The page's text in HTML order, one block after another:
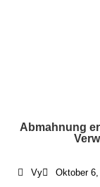
Abmahnung
Vy Oktober
Impressum